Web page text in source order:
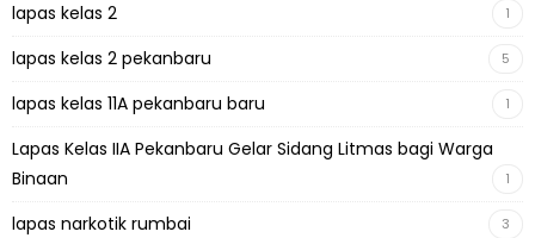
lapas kelas 2 1
lapas kelas 2 pekanbaru 5
lapas kelas 11A pekanbaru baru 1
Lapas Kelas IIA Pekanbaru Gelar Sidang Litmas bagi Warga
Binaan
1
lapas narkotik rumbai 3